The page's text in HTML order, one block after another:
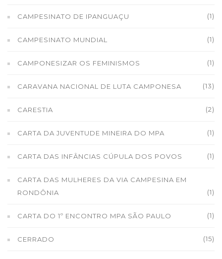
CAMPESINATO DE IPANGUAÇU (1)
CAMPESINATO MUNDIAL (1)
CAMPONESIZAR OS FEMINISMOS (1)
CARAVANA NACIONAL DE LUTA CAMPONESA (13)
CARESTIA (2)
CARTA DA JUVENTUDE MINEIRA DO MPA (1)
CARTA DAS INFÂNCIAS CÚPULA DOS POVOS (1)
CARTA DAS MULHERES DA VIA CAMPESINA EM
RONDÔNIA
(1)
CARTA DO 1º ENCONTRO MPA SÃO PAULO (1)
CERRADO (15)